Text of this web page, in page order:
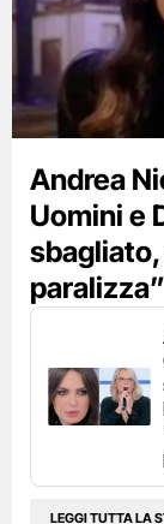
Andrea
Uomini e
paralizza”
LEGGI TUTTA LA